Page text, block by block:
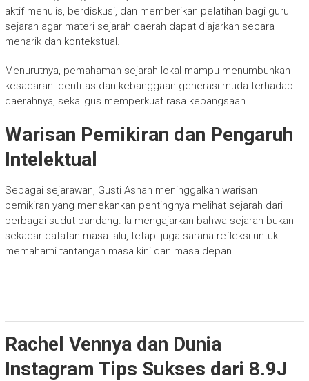
aktif menulis, berdiskusi, dan memberikan pelatihan bagi guru
sejarah agar materi sejarah daerah dapat diajarkan secara
menarik dan kontekstual.
Menurutnya, pemahaman sejarah lokal mampu menumbuhkan
kesadaran identitas dan kebanggaan generasi muda terhadap
daerahnya, sekaligus memperkuat rasa kebangsaan.
Warisan Pemikiran dan Pengaruh
Intelektual
Sebagai sejarawan, Gusti Asnan meninggalkan warisan
pemikiran yang menekankan pentingnya melihat sejarah dari
berbagai sudut pandang. Ia mengajarkan bahwa sejarah bukan
sekadar catatan masa lalu, tetapi juga sarana refleksi untuk
memahami tantangan masa kini dan masa depan.
Rachel Vennya dan Dunia
Instagram Tips Sukses dari 8.9J